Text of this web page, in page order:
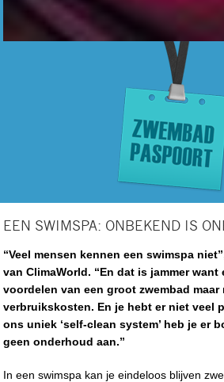
EEN SWIMSPA: ONBEKEND IS
“Veel mensen kennen een swimspa
van ClimaWorld. “En dat is jammer
voordelen van een groot zwembad maar
verbruikskosten. En je hebt er niet veel
ons uniek ‘self-clean system’ heb je er
geen onderhoud aan.”
In een swimspa kan je eindeloos blijven